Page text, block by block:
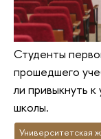
Студенты
прошедшего
ли привыкнуть
школы.
Университетская